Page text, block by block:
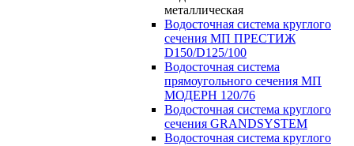
металлическая
Водосточная система круглого
сечения МП ПРЕСТИЖ
D150/D125/100
Водосточная система
прямоугольного сечения МП
МОДЕРН 120/76
Водосточная система круглого
сечения GRANDSYSTEM
Водосточная система круглого